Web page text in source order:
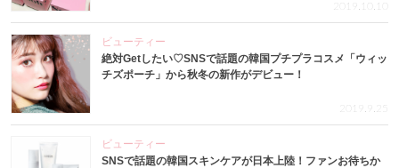
2019.10.10
ビューティー
絶対Getしたい♡SNSで話題の韓国プチプラコスメ「ウィッ
チズポーチ」から秋冬の新作がデビュー！
2019.9.25
ビューティー
SNSで話題の韓国スキンケアが日本上陸！ファンお待ちか